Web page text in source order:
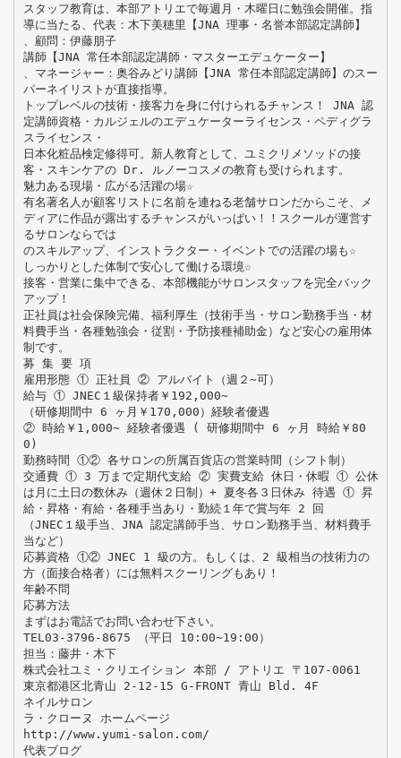
スタッフ教育は、本部アトリエで毎週月・木曜日に勉強会開催。指
導に当たる、代表：木下美穂里【JNA 理事・名誉本部認定講師】
、顧問：伊藤朋子
講師【JNA 常任本部認定講師・マスターエデュケーター】
、マネージャー：奥谷みどり講師【JNA 常任本部認定講師】のスー
パーネイリストが直接指導。
トップレベルの技術・接客力を身に付けられるチャンス！ JNA 認
定講師資格・カルジェルのエデュケーターライセンス・ペディグラ
スライセンス・
日本化粧品検定修得可。新人教育として、ユミクリメソッドの接
客・スキンケアの Dr. ルノーコスメの教育も受けられます。
魅力ある現場・広がる活躍の場☆
有名著名人が顧客リストに名前を連ねる老舗サロンだからこそ、メ
ディアに作品が露出するチャンスがいっぱい！！スクールが運営す
るサロンならでは
のスキルアップ、インストラクター・イベントでの活躍の場も☆
しっかりとした体制で安心して働ける環境☆
接客・営業に集中できる、本部機能がサロンスタッフを完全バック
アップ！
正社員は社会保険完備、福利厚生（技術手当・サロン勤務手当・材
料費手当・各種勉強会・従割・予防接種補助金）など安心の雇用体
制です。
募 集 要 項
雇用形態 ① 正社員 ② アルバイト（週２∼可）
給与 ① JNEC１級保持者￥192,000∼
（研修期間中 6 ヶ月￥170,000）経験者優遇
② 時給￥1,000∼ 経験者優遇 ( 研修期間中 6 ヶ月 時給￥80
0)
勤務時間 ①② 各サロンの所属百貨店の営業時間（シフト制）
交通費 ① 3 万まで定期代支給 ② 実費支給 休日・休暇 ① 公休
は月に土日の数休み（週休２日制）+ 夏冬各３日休み 待遇 ① 昇
給・昇格・有給・各種手当あり・勤続１年で賞与年 2 回
（JNEC１級手当、JNA 認定講師手当、サロン勤務手当、材料費手
当など）
応募資格 ①② JNEC 1 級の方。もしくは、2 級相当の技術力の
方（面接合格者）には無料スクーリングもあり！
年齢不問
応募方法
まずはお電話でお問い合わせ下さい。
TEL03-3796-8675 （平日 10:00∼19:00）
担当：藤井・木下
株式会社ユミ・クリエイション 本部 / アトリエ 〒107-0061
東京都港区北青山 2-12-15 G-FRONT 青山 Bld. 4F
ネイルサロン
ラ・クローヌ ホームページ
http://www.yumi-salon.com/
代表ブログ